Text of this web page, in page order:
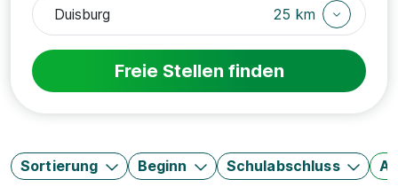
25 km
Freie Stellen finden
Sortierung Beginn Schulabschluss